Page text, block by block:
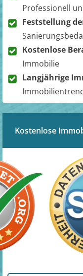
Professionell
Feststellung
Kostenlose
Immobilie
Langjährige
Kostenlose